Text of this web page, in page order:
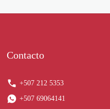
Contacto
+507 212 5353
+507 69064141